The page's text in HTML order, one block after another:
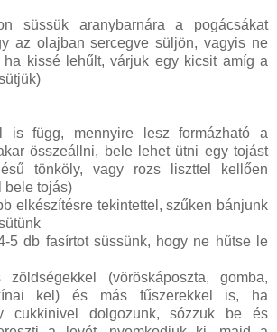
süssük aranybarnára a pogácsákat
az olajban sercegve süljön, vagyis ne
kissé lehűlt, várjuk egy kicsit amíg a
is függ, mennyire lesz formázható a
összeállni, bele lehet ütni egy tojást
tönköly, vagy rozs liszttel kellően
bele tojás)
elkészítésre tekintettel, szűken bánjunk
5 db fasírtot süssünk, hogy ne hűtse le
(vöröskáposzta, gomba,
kel) és más fűszerekkel is, ha
cukkinivel dolgozunk, sózzuk be és